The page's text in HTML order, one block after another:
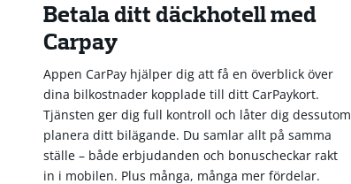
Betala ditt däckhotell med
Carpay
Appen CarPay hjälper dig att få en överblick över
dina bilkostnader kopplade till ditt CarPaykort.
Tjänsten ger dig full kontroll och låter dig dessutom
planera ditt bilägande. Du samlar allt på samma
ställe – både erbjudanden och bonuscheckar rakt
in i mobilen. Plus många, många mer fördelar.